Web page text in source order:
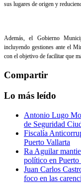
sus lugares de origen y
Además, el Gobierno
incluyendo gestiones ante el
con el objetivo de facilitar que
Compartir
Lo más leído
Antonio Lugo
de Seguridad
Fiscalía
Puerto Vallarta
Ra Aguilar
político en Puerto
Juan Carlos
foco en las